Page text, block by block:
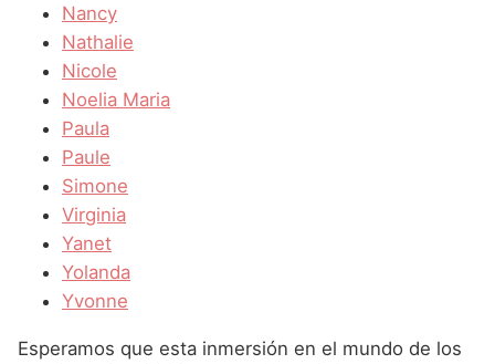
Nancy
Nathalie
Nicole
Noelia Maria
Paula
Paule
Simone
Virginia
Yanet
Yolanda
Yvonne
Esperamos que esta inmersión en el mundo de los